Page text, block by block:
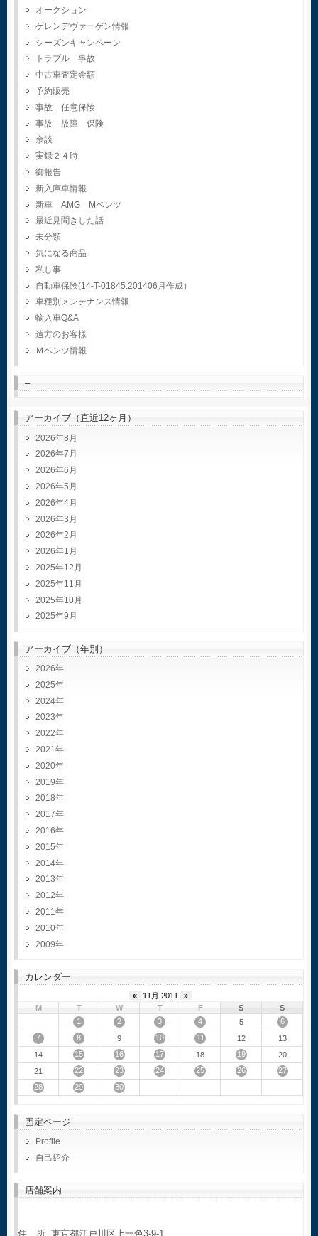
オークション
ゲレンデヴァーゲン情報
シーズンキャンペーン
トラブル 事故
中古車査定金額
予約販売
事故 任意保険
事故 故障 保険
余談
実録２４時
御報告
新入庫車情報
新車 AMG Mベンツ
最近見聞きした話
未分類
気になる商品
私し事
自動車保険(14-T-01845.201406月作成）
車種別メンテナンス情報
輸入車Q&A
遠方のお客様
Ｍベンツ情報
–
アーカイブ（直近12ヶ月）
2026年8月
2026年7月
2026年6月
2026年5月
2026年4月
2026年3月
2026年2月
2026年1月
2025年12月
2025年11月
2025年10月
2025年9月
アーカイブ（年別）
2026
2025
2024
2023
2022
2021
2020
2019
2018
2017
2016
2015
2014
2013
2012
2011
2010
2009
カレンダー
« 11月 2011
»
M
T W T F S
S
1
2 3 4 5
6
7
8 9 10 11 12
13
14
15 16 17 18 19
20
21
22 23 24 25 26
27
28
29 30
固定ページ
Profile
自己紹介
店舗案内
住 所: 東京都江戸川区上一色3-9-1